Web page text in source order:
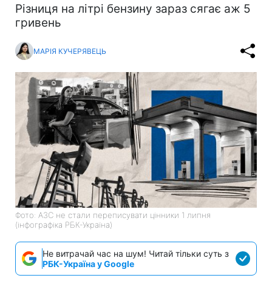
Різниця на літрі бензину зараз сягає аж 5
гривень
МАРІЯ КУЧЕРЯВЕЦЬ
Фото: АЗС не стали переписувати цінники 1 липня
(інфографіка РБК-Україна)
Не витрачай час на шум! Читай тільки суть з
РБК-Україна у Google